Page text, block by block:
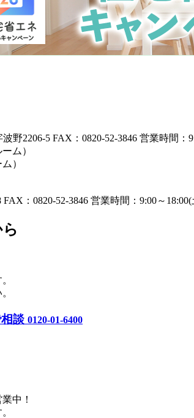
野2206-5 FAX：0820-52-3846 営業時間：
）
FAX：0820-52-3846 営業時間：9:00～
談 0120-01-6400
中！